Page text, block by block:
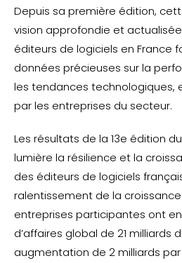
Depuis sa première édition,
vision approfondie et
éditeurs de logiciels en France
données précieuses sur la
les tendances technologiques,
par les entreprises du secteur.
Les résultats de la 13e édition
lumière la résilience et la
des éditeurs de logiciels
ralentissement de la
entreprises participantes ont
d’affaires global de 21 milliards
augmentation de 2 milliards